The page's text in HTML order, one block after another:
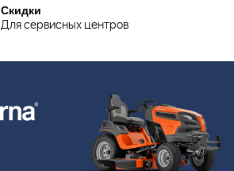
Скидки
Для сервисных центров